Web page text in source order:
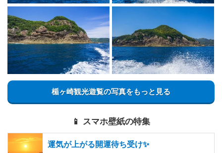
楯ヶ崎観光遊覧の写真をもっと見る
📱 スマホ壁紙の特集
運気が上がる開運待ち受け✨